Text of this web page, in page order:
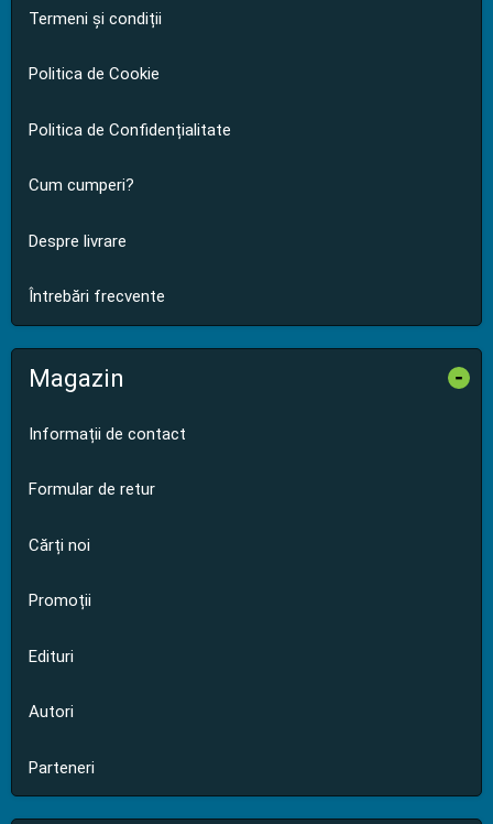
Termeni și condiții
Politica de Cookie
Politica de Confidențialitate
Cum cumperi?
Despre livrare
Întrebări frecvente
Magazin -
Informații de contact
Formular de retur
Cărți noi
Promoții
Edituri
Autori
Parteneri